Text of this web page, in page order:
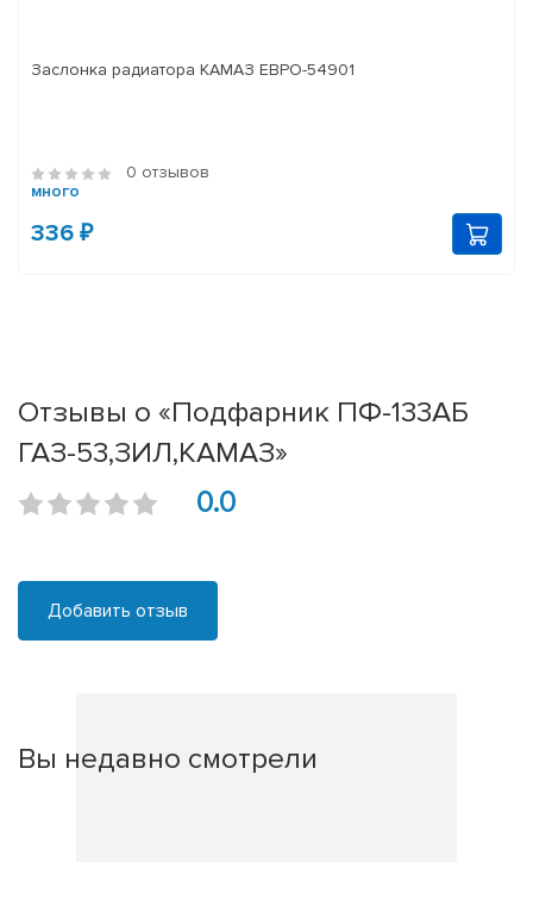
Заслонка радиатора КАМАЗ ЕВРО-54901
0 отзывов
много
336 ₽
Отзывы о «Подфарник ПФ-133АБ
ГАЗ-53,ЗИЛ,КАМАЗ»
0.0
Добавить отзыв
Вы недавно смотрели